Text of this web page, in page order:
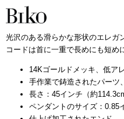
光沢のある滑らかな形状のエレガ
コードは首に一重で長めにも短め
14Kゴールドメッキ、低ア
手作業で鋳造されたパーツ
長さ：45インチ（約
ペンダントのサイズ：0.85